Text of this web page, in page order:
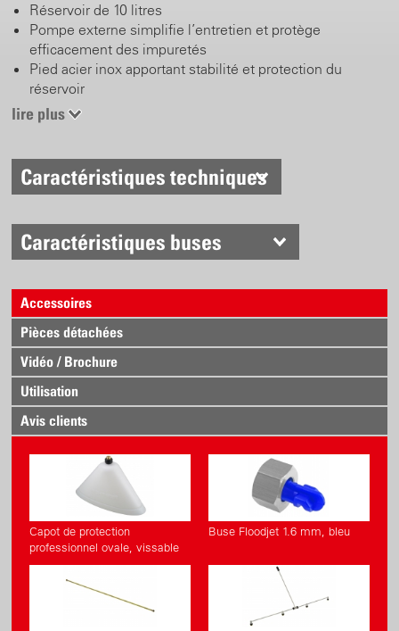
Réservoir de 10 litres
Pompe externe simplifie l’entretien et protège
efficacement des impuretés
Pied acier inox apportant stabilité et protection du
réservoir
Robinet revolver en laiton avec filtre intégré
Lance courbée de 50 cm en laiton avec buse à jet plat
lire plus
Caractéristiques techniques
Caractéristiques buses
Accessoires
Pièces détachées
Vidéo / Brochure
Utilisation
Avis clients
Capot de protection
professionnel ovale, vissable
Buse Floodjet 1.6 mm, bleu